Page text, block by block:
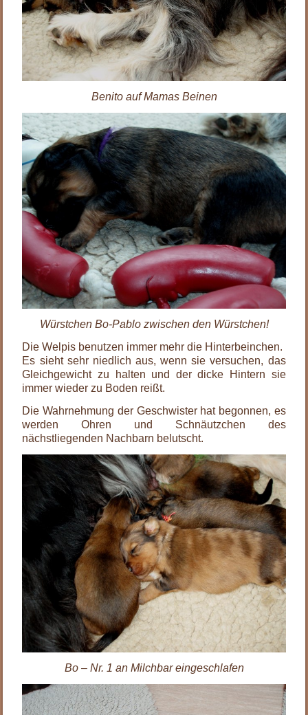
Benito auf Mamas Beinen
Würstchen Bo-Pablo zwischen den Würstchen!
Die Welpis benutzen immer mehr die Hinterbeinchen.
Es sieht sehr niedlich aus, wenn sie versuchen, das
Gleichgewicht zu halten und der dicke Hintern sie
immer wieder zu Boden reißt.
Die Wahrnehmung der Geschwister hat begonnen, es
werden Ohren und Schnäutzchen des
nächstliegenden Nachbarn belutscht.
Bo – Nr. 1 an Milchbar eingeschlafen